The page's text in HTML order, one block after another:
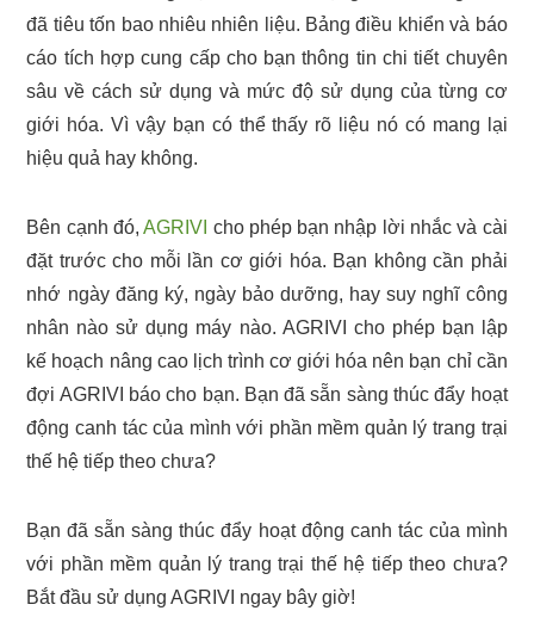
đã tiêu tốn bao nhiêu nhiên liệu. Bảng điều khiển và báo
cáo tích hợp cung cấp cho bạn thông tin chi tiết chuyên
sâu về cách sử dụng và mức độ sử dụng của từng cơ
giới hóa. Vì vậy bạn có thể thấy rõ liệu nó có mang lại
hiệu quả hay không.
Bên cạnh đó,AGRIVI cho phép bạn nhập lời nhắc và cài
đặt trước cho mỗi lần cơ giới hóa. Bạn không cần phải
nhớ ngày đăng ký, ngày bảo dưỡng, hay suy nghĩ công
nhân nào sử dụng máy nào. AGRIVI cho phép bạn lập
kế hoạch nâng cao lịch trình cơ giới hóa nên bạn chỉ cần
đợi AGRIVI báo cho bạn. Bạn đã sẵn sàng thúc đẩy hoạt
động canh tác của mình với phần mềm quản lý trang trại
thế hệ tiếp theo chưa?
Bạn đã sẵn sàng thúc đẩy hoạt động canh tác của mình
với phần mềm quản lý trang trại thế hệ tiếp theo chưa?
Bắt đầu sử dụng AGRIVI ngay bây giờ!